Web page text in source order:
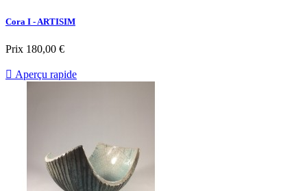
Cora I - ARTISIM
Prix 180,00 €
 Aperçu rapide